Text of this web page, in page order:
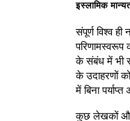
इस्लामिक
संपूर्ण विश्व
परिणामस्वरूप
के संबंध में भी
के उदाहरणों
में बिना
कुछ लेखकों और